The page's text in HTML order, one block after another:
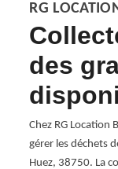
RG
des
Chez RG
gérer les déchets
Huez, 38750. La